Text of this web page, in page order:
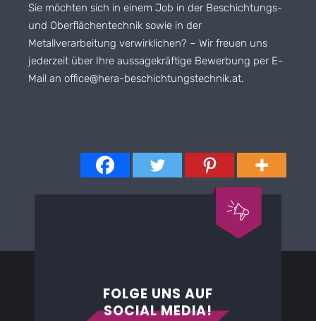
Sie möchten sich in einem Job in der Beschichtungs-
und Oberflächentechnik sowie in der
Metallverarbeitung verwirklichen? – Wir freuen uns
jederzeit über Ihre aussagekräftige Bewerbung per E-
Mail anoffice@hera-beschichtungstechnik.at.
FOLGE UNS AUF
SOCIAL MEDIA!